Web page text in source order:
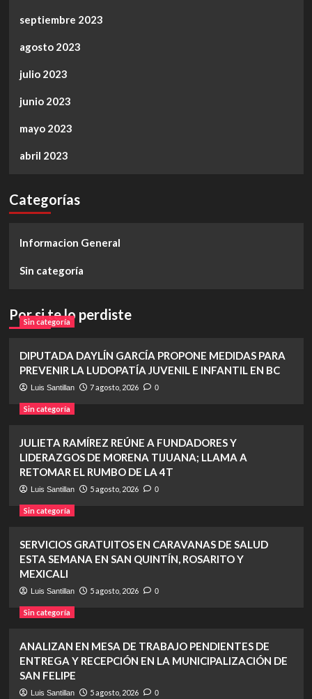
septiembre 2023
agosto 2023
julio 2023
junio 2023
mayo 2023
abril 2023
Categorías
Informacion General
Sin categoría
Por si te lo perdiste
Sin categoría
DIPUTADA DAYLÍN GARCÍA PROPONE MEDIDAS PARA
PREVENIR LA LUDOPATÍA JUVENIL E INFANTIL EN BC
Luis Santillan 7 agosto, 2026 0
Sin categoría
JULIETA RAMÍREZ REÚNE A FUNDADORES Y
LIDERAZGOS DE MORENA TIJUANA; LLAMA A
RETOMAR EL RUMBO DE LA 4T
Luis Santillan 5 agosto, 2026 0
Sin categoría
SERVICIOS GRATUITOS EN CARAVANAS DE SALUD
ESTA SEMANA EN SAN QUINTÍN, ROSARITO Y
MEXICALI
Luis Santillan 5 agosto, 2026 0
Sin categoría
ANALIZAN EN MESA DE TRABAJO PENDIENTES DE
ENTREGA Y RECEPCIÓN EN LA MUNICIPALIZACIÓN DE
SAN FELIPE
Luis Santillan 5 agosto, 2026 0